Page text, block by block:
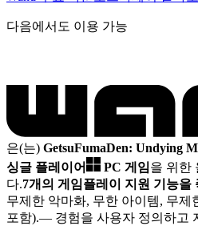
다음에서도 이용 가능
은(는) GetsuFumaDen: Undying
싱글 플레이어
PC 게임을 위한
다.7개의 게임플레이 지원 기능을
무제한 악마화, 무한 아이템, 무제
포함).— 경험을 사용자 정의하고